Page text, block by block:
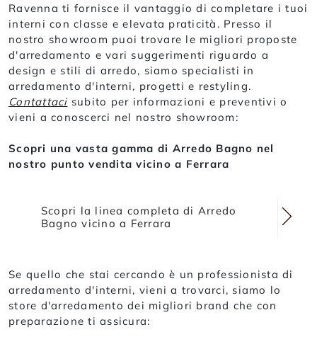
Ravenna ti fornisce il vantaggio di completare i tuoi
interni con classe e elevata praticità. Presso il
nostro showroom puoi trovare le migliori proposte
d'arredamento e vari suggerimenti riguardo a
design e stili di arredo, siamo specialisti in
arredamento d'interni, progetti e restyling.
Contattaci subito per informazioni e preventivi o
vieni a conoscerci nel nostro showroom:
Scopri una vasta gamma di Arredo Bagno nel
nostro punto vendita vicino a Ferrara
Scopri la linea completa di Arredo
Bagno vicino a Ferrara
Se quello che stai cercando è un professionista di
arredamento d'interni, vieni a trovarci, siamo lo
store d'arredamento dei migliori brand che con
preparazione ti assicura: